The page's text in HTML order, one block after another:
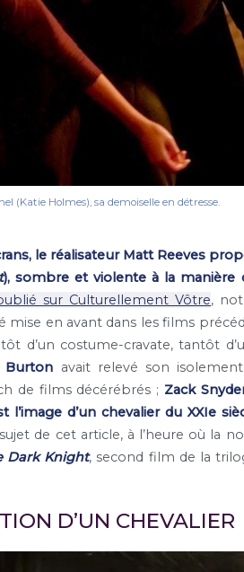
(Katie Holmes), sa demoiselle en détresse.
le réalisateur Matt Reeves
), sombre et violente à la manière
sur Culturellement Vôtre,
en avant dans les films
d’un costume-cravate, tantôt
Burton avait relevé son
de films décérébrés ; Zack
l’image d’un chevalier du XXIe
de cet article, à l’heure où la
Dark Knight, second film de la
D’UN CHEVALIER